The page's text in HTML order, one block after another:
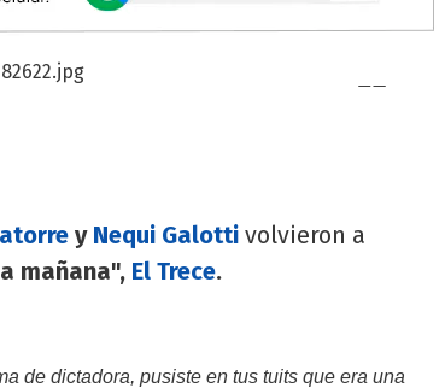
y Nequi Galotti volvieron a
mañana", El Trece.
de dictadora, pusiste en tus tuits que era una